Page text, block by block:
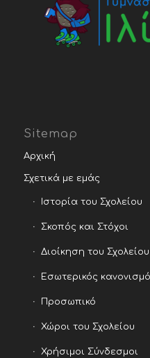
Sitemap
Αρχική
Σχετικά με εμάς
Ιστορία του Σχολείου
Σκοπός και Στόχοι
Διοίκηση του Σχολείου
Εσωτερικός
Προσωπικό
Χώροι του Σχολείου
Χρήσιμοι Σύνδεσμοι